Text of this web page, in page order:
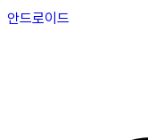
안드로이드